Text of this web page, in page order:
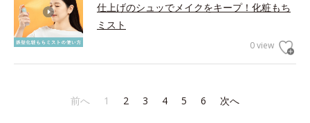
仕上げのシュッでメイクをキープ！化粧もち
ミスト
0 view
前へ 1 2 3 4 5 6 次へ